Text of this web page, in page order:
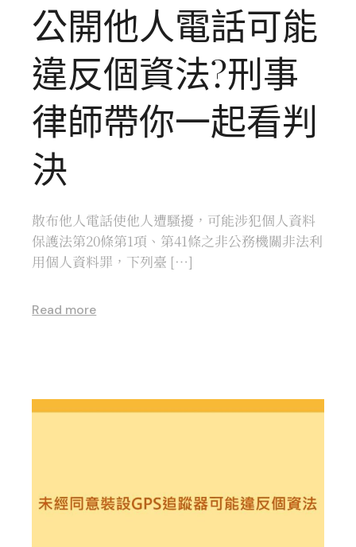
公開他人電話可能
違反個資法?刑事
律師帶你一起看判
決
散布他人電話使他人遭騷擾，可能涉犯個人資料
保護法第20條第1項、第41條之非公務機關非法利
用個人資料罪，下列臺 […]
Read more